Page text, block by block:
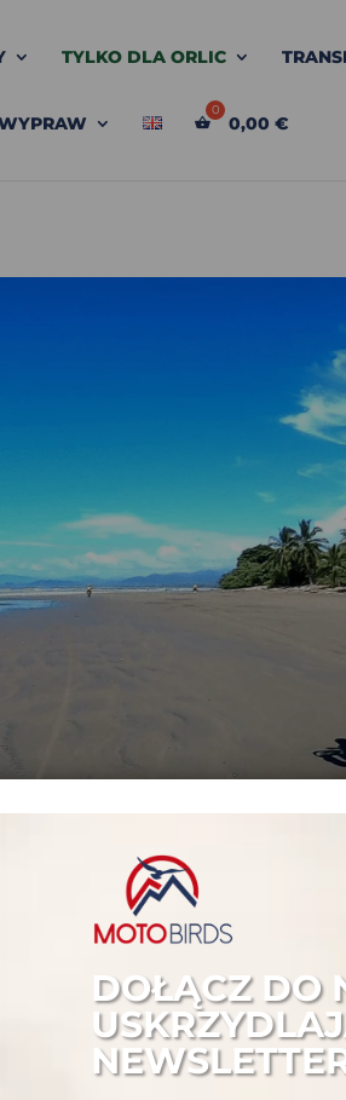
TYLKO DLA ORLIC
0,00 €
– DLACZEGO
| PURA VIDA
Kostaryki – dlaczego ciągle tam
pierwszy raz jak w wiele innych
DOŁĄCZ DO